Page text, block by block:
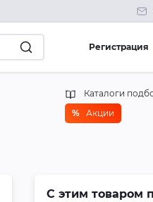
Регистрация
Каталоги
% Акции
С этим товаром